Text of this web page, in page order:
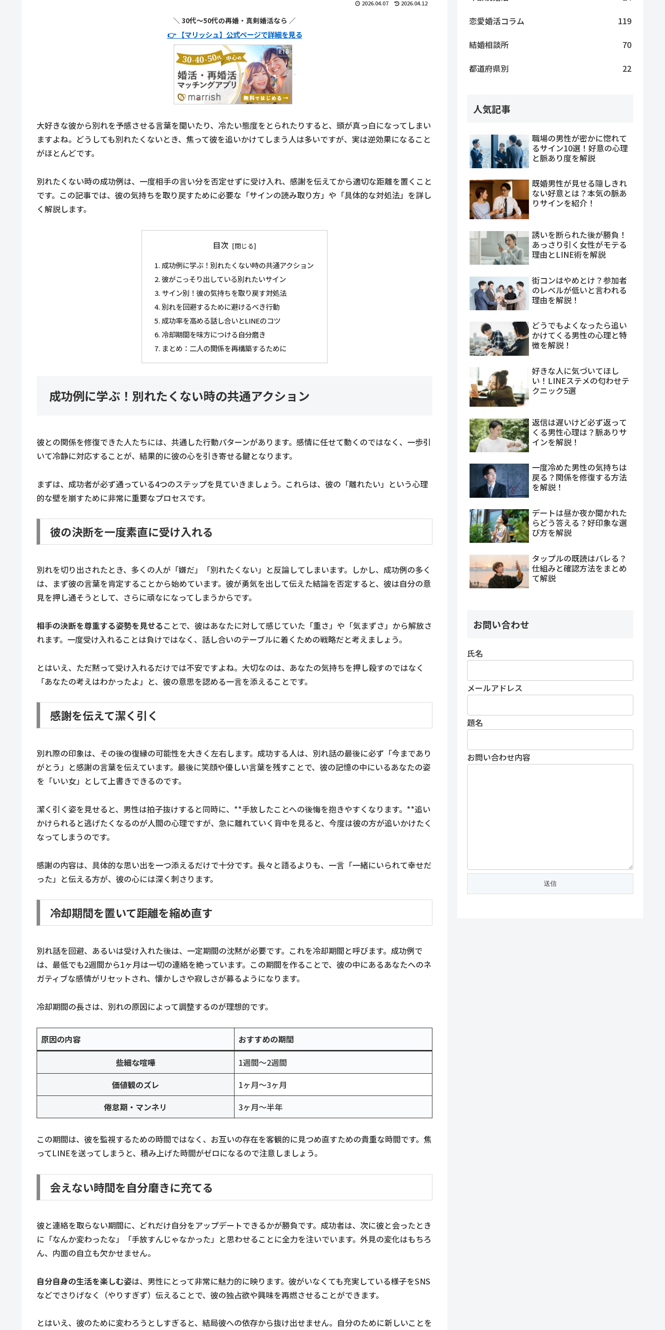
2026.04.07 2026.04.12
＼ 30代〜50代の再婚・真剣婚活なら ／
👉 【マリッシュ】公式ページで詳細を見る
大好きな彼から別れを予感させる言葉を聞いたり、冷たい態度をとられたりすると、頭が真っ白になってしまい
ますよね。どうしても別れたくないとき、焦って彼を追いかけてしまう人は多いですが、実は逆効果になること
がほとんどです。
別れたくない時の成功例は、一度相手の言い分を否定せずに受け入れ、感謝を伝えてから適切な距離を置くこと
です。この記事では、彼の気持ちを取り戻すために必要な「サインの読み取り方」や「具体的な対処法」を詳し
く解説します。
目次
成功例に学ぶ！別れたくない時の共通アクション
彼がこっそり出している別れたいサイン
サイン別！彼の気持ちを取り戻す対処法
別れを回避するために避けるべき行動
成功率を高める話し合いとLINEのコツ
冷却期間を味方につける自分磨き
まとめ：二人の関係を再構築するために
成功例に学ぶ！別れたくない時の共通アクション
彼との関係を修復できた人たちには、共通した行動パターンがあります。感情に任せて動くのではなく、一歩引
いて冷静に対応することが、結果的に彼の心を引き寄せる鍵となります。
まずは、成功者が必ず通っている4つのステップを見ていきましょう。これらは、彼の「離れたい」という心理
的な壁を崩すために非常に重要なプロセスです。
彼の決断を一度素直に受け入れる
別れを切り出されたとき、多くの人が「嫌だ」「別れたくない」と反論してしまいます。しかし、成功例の多く
は、まず彼の言葉を肯定することから始めています。彼が勇気を出して伝えた結論を否定すると、彼は自分の意
見を押し通そうとして、さらに頑なになってしまうからです。
相手の決断を尊重する姿勢を見せることで、彼はあなたに対して感じていた「重さ」や「気まずさ」から解放さ
れます。一度受け入れることは負けではなく、話し合いのテーブルに着くための戦略だと考えましょう。
とはいえ、ただ黙って受け入れるだけでは不安ですよね。大切なのは、あなたの気持ちを押し殺すのではなく
「あなたの考えはわかったよ」と、彼の意思を認める一言を添えることです。
感謝を伝えて潔く引く
別れ際の印象は、その後の復縁の可能性を大きく左右します。成功する人は、別れ話の最後に必ず「今まであり
がとう」と感謝の言葉を伝えています。最後に笑顔や優しい言葉を残すことで、彼の記憶の中にいるあなたの姿
を「いい女」として上書きできるのです。
潔く引く姿を見せると、男性は拍子抜けすると同時に、**手放したことへの後悔を抱きやすくなります。**追い
かけられると逃げたくなるのが人間の心理ですが、急に離れていく背中を見ると、今度は彼の方が追いかけたく
なってしまうのです。
感謝の内容は、具体的な思い出を一つ添えるだけで十分です。長々と語るよりも、一言「一緒にいられて幸せだ
った」と伝える方が、彼の心には深く刺さります。
冷却期間を置いて距離を縮め直す
別れ話を回避、あるいは受け入れた後は、一定期間の沈黙が必要です。これを冷却期間と呼びます。成功例で
は、最低でも2週間から1ヶ月は一切の連絡を絶っています。この期間を作ることで、彼の中にあるあなたへのネ
ガティブな感情がリセットされ、懐かしさや寂しさが募るようになります。
冷却期間の長さは、別れの原因によって調整するのが理想的です。
原因の内容
おすすめの期間
些細な喧嘩
1週間〜2週間
価値観のズレ
1ヶ月〜3ヶ月
倦怠期・マンネリ
3ヶ月〜半年
この期間は、彼を監視するための時間ではなく、お互いの存在を客観的に見つめ直すための貴重な時間です。焦
ってLINEを送ってしまうと、積み上げた時間がゼロになるので注意しましょう。
会えない時間を自分磨きに充てる
彼と連絡を取らない期間に、どれだけ自分をアップデートできるかが勝負です。成功者は、次に彼と会ったとき
に「なんか変わったな」「手放すんじゃなかった」と思わせることに全力を注いでいます。外見の変化はもちろ
ん、内面の自立も欠かせません。
自分自身の生活を楽しむ姿は、男性にとって非常に魅力的に映ります。彼がいなくても充実している様子をSNS
などでさりげなく（やりすぎず）伝えることで、彼の独占欲や興味を再燃させることができます。
とはいえ、彼のために変わろうとしすぎると、結局彼への依存から抜け出せません。自分のために新しいことを
恋愛婚活コラム
119
結婚相談所
70
都道府県別
22
人気記事
職場の男性が密かに惚れて
るサイン10選！好意の心理
と脈あり度を解説
既婚男性が見せる隠しきれ
ない好意とは？本気の脈あ
りサインを紹介！
誘いを断られた後が勝負！
あっさり引く女性がモテる
理由とLINE術を解説
街コンはやめとけ？参加者
のレベルが低いと言われる
理由を解説！
どうでもよくなったら追い
かけてくる男性の心理と特
徴を解説！
好きな人に気づいてほし
い！LINEステメの匂わせテ
クニック5選
返信は遅いけど必ず返って
くる男性心理は？脈ありサ
インを解説！
一度冷めた男性の気持ちは
戻る？関係を修復する方法
を解説！
デートは昼か夜か聞かれた
らどう答える？好印象な選
び方を解説
タップルの既読はバレる？
仕組みと確認方法をまとめ
て解説
お問い合わせ
氏名
メールアドレス
題名
お問い合わせ内容